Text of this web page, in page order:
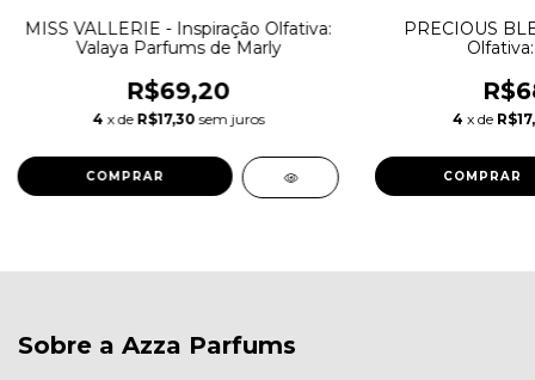
MISS VALLERIE - Inspiração Olfativa:
Valaya Parfums de Marly
R$69,20
4 x de R$17,30 sem juros
COMPRAR
PRECIOUS
4 x de
COMPRAR
Sobre a Azza Parfums